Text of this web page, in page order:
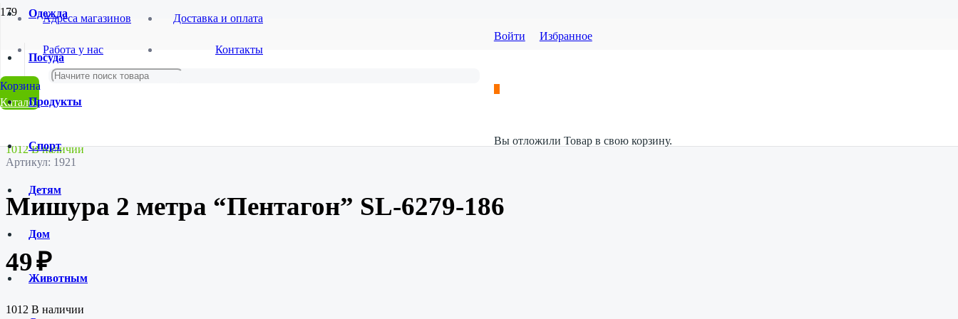
Адреса магазинов
Работа у нас
Доставка и оплата
Контакты
Каталог
Войти Избранное
Вы отложили Товарв свою корзину.
Одежда
Посуда
Продукты
Спорт
Детям
Дом
Животным
Главная
Магазин
Новый Год
Елочные украшения,новогодняя атрибутика
Мишура 2 метра “Пентагон” SL-6279-186
1012 В наличии
Артикул: 1921
Мишура 2 метра “Пентагон” SL-6279-186
49₽
1012 В наличии